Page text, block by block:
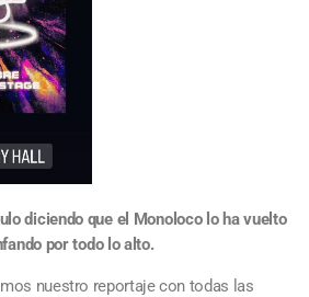
diciendo que el Monoloco lo ha vuelto
por todo lo alto.
nuestro reportaje con todas las